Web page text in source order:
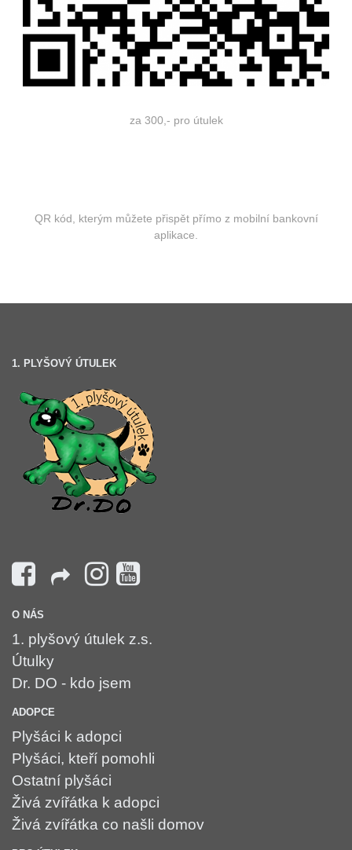
za 300,- pro útulek
QR kód, kterým můžete přispět přímo z mobilní bankovní
aplikace.
1. PLYŠOVÝ ÚTULEK
O NÁS
1. plyšový útulek z.s.
Útulky
Dr. DO - kdo jsem
ADOPCE
Plyšáci k adopci
Plyšáci, kteří pomohli
Ostatní plyšáci
Živá zvířátka k adopci
Živá zvířátka co našli domov